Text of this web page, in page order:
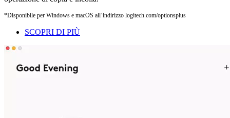
*Disponibile per Windows e macOS all’indirizzo logitech.com/optionsplus
SCOPRI DI PIÙ